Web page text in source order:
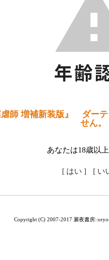
師 増補新装版』 ダー
せん。
あなたは18歳以
[ はい ] [ い
Copyright (C) 2007-2017 澱夜書房